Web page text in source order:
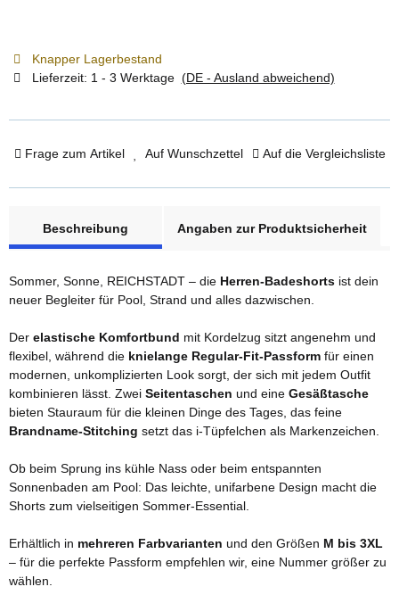
Knapper Lagerbestand
Lieferzeit: 1 - 3 Werktage (DE - Ausland abweichend)
Frage zum Artikel Auf Wunschzettel Auf die Vergleichsliste
Beschreibung
Angaben zur Produktsicherheit
Sommer, Sonne, REICHSTADT – die Herren-Badeshorts ist dein
neuer Begleiter für Pool, Strand und alles dazwischen.
Der elastische Komfortbund mit Kordelzug sitzt angenehm und
flexibel, während die knielange Regular-Fit-Passform für einen
modernen, unkomplizierten Look sorgt, der sich mit jedem Outfit
kombinieren lässt. Zwei Seitentaschen und eine Gesäßtasche
bieten Stauraum für die kleinen Dinge des Tages, das feine
Brandname-Stitching setzt das i-Tüpfelchen als Markenzeichen.
Ob beim Sprung ins kühle Nass oder beim entspannten
Sonnenbaden am Pool: Das leichte, unifarbene Design macht die
Shorts zum vielseitigen Sommer-Essential.
Erhältlich in mehreren Farbvarianten und den Größen M bis 3XL
– für die perfekte Passform empfehlen wir, eine Nummer größer zu
wählen.